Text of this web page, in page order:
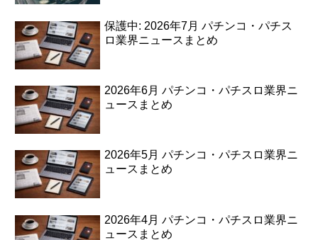
保護中: 2026年7月 パチンコ・パチス
ロ業界ニュースまとめ
2026年6月 パチンコ・パチスロ業界ニ
ュースまとめ
2026年5月 パチンコ・パチスロ業界ニ
ュースまとめ
2026年4月 パチンコ・パチスロ業界ニ
ュースまとめ